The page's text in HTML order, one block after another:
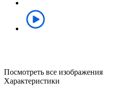
Посмотреть все изображения
Характеристики